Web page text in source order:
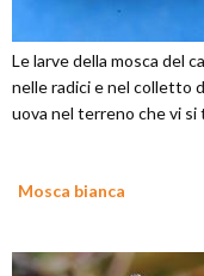
Le larve della mosca del
nelle radici e nel colletto
uova nel terreno che vi si
Mosca bianca